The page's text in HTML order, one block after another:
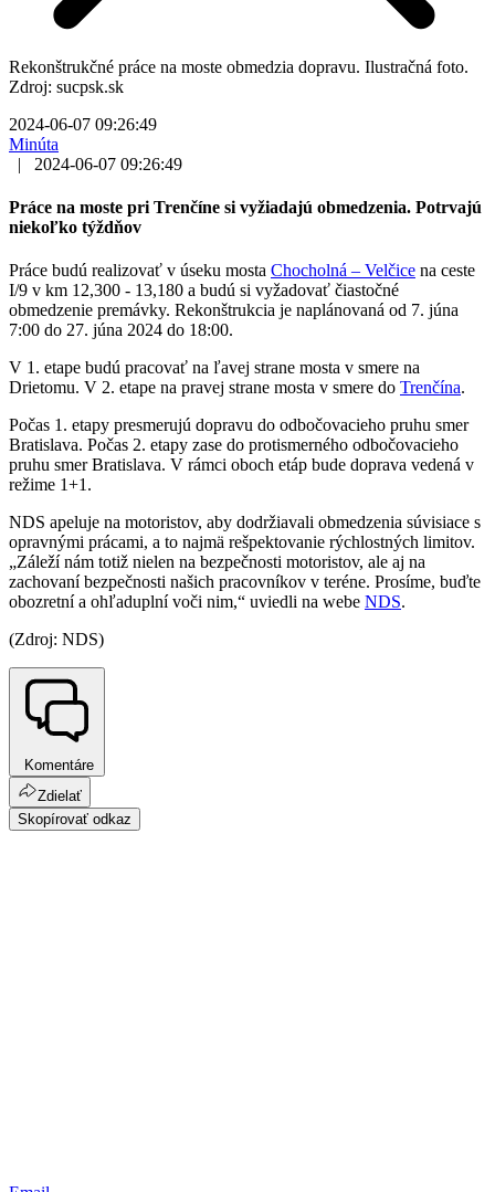
Rekonštrukčné práce na moste obmedzia dopravu. Ilustračná foto.
Zdroj: sucpsk.sk
2024-06-07 09:26:49
Minúta
|
2024-06-07 09:26:49
Práce na moste pri Trenčíne si vyžiadajú obmedzenia. Potrvajú
niekoľko týždňov
Práce budú realizovať v úseku mosta Chocholná – Velčice na ceste
I/9 v km 12,300 - 13,180 a budú si vyžadovať čiastočné
obmedzenie premávky. Rekonštrukcia je naplánovaná od 7. júna
7:00 do 27. júna 2024 do 18:00.
V 1. etape budú pracovať na ľavej strane mosta v smere na
Drietomu. V 2. etape na pravej strane mosta v smere do Trenčína.
Počas 1. etapy presmerujú dopravu do odbočovacieho pruhu smer
Bratislava. Počas 2. etapy zase do protismerného odbočovacieho
pruhu smer Bratislava. V rámci oboch etáp bude doprava vedená v
režime 1+1.
NDS apeluje na motoristov, aby dodržiavali obmedzenia súvisiace s
opravnými prácami, a to najmä rešpektovanie rýchlostných limitov.
„Záleží nám totiž nielen na bezpečnosti motoristov, ale aj na
zachovaní bezpečnosti našich pracovníkov v teréne. Prosíme, buďte
obozretní a ohľaduplní voči nim,“ uviedli na webe NDS.
(Zdroj: NDS)
Komentáre
Zdielať
Skopírovať odkaz